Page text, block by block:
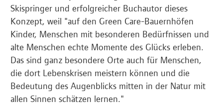
Skispringer und erfolgreicher Buchautor dieses
Konzept, weil "auf den Green Care-Bauernhöfen
Kinder, Menschen mit besonderen Bedürfnissen und
alte Menschen echte Momente des Glücks erleben.
Das sind ganz besondere Orte auch für Menschen,
die dort Lebenskrisen meistern können und die
Bedeutung des Augenblicks mitten in der Natur mit
allen Sinnen schätzen lernen."